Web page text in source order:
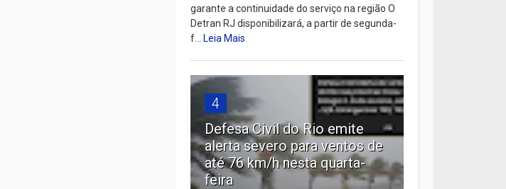
garante a continuidade do serviço na região O
Detran RJ disponibilizará, a partir de segunda-
f...Leia Mais
4
Defesa Civil do Rio emite
alerta severo para ventos de
até 76 km/h nesta quarta-
feira